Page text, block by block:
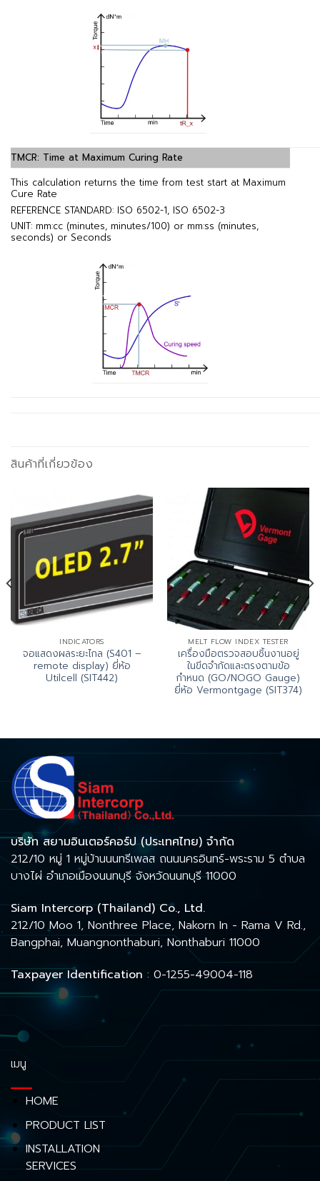
TMCR: Time at Maximum Curing Rate
This calculation returns the time from test start at Maximum
Cure Rate
REFERENCE STANDARD: ISO 6502-1, ISO 6502-3
UNIT: mm:cc (minutes, minutes/100) or mm:ss (minutes,
seconds) or Seconds
สินค้าที่เกี่ยวข้อง
INDICATORS
จอแสดงผลระยะไกล (S401 –
remote display) ยี่ห้อ
Utilcell (SIT442)
MELT FLOW INDEX TESTER
เครื่องมือตรวจสอบชิ้นงานอยู่
ในขีดจำกัดและตรงตามข้อ
กำหนด (GO/NOGO Gauge)
ยี่ห้อ Vermontgage (SIT374)
บริษัท สยามอินเตอร์คอร์ป (ประเทศไทย) จำกัด
212/10 หมู่ 1 หมู่บ้านนนทรีเพลส ถนนนครอินทร์-พระราม 5 ตำบล
บางไผ่ อำเภอเมืองนนทบุรี จังหวัดนนทบุรี 11000
Siam Intercorp (Thailand) Co., Ltd.
212/10 Moo 1, Nonthree Place, Nakorn In - Rama V Rd.,
Bangphai, Muangnonthaburi, Nonthaburi 11000
Taxpayer Identification : 0-1255-49004-118
เมนู
HOME
PRODUCT LIST
INSTALLATION
SERVICES